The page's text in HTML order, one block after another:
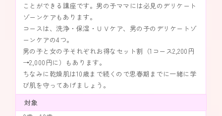
ことができる講座です。男の子ママには必見のデリケート
ゾーンケアもあります。
コースは、洗浄・保湿・ＵＶケア、男の子のデリケートゾ
ーンケアの4つ。
男の子と女の子それぞれお得なセット割（1コース2,200円
→2,000円に）もあります。
ちなみに乾燥肌は10歳まで続くので思春期までに一緒に学
び肌を守ってあげましょう。
対象